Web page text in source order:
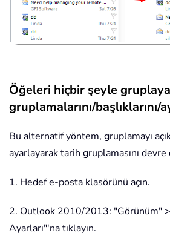
Öğeleri hiçbir şeyle
gruplamalarını/başlıklarını/
Bu alternatif yöntem, gruplamayı
ayarlayarak tarih gruplamasını devre
1. Hedef e-posta klasörünü açın.
2. Outlook 2010/2013: "Görünüm"
Ayarları"'na tıklayın.